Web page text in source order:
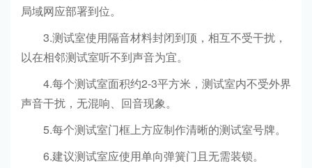
局域网应部署到位。
3.测试室使用隔音材料封闭到顶，相互不受干扰，
以在相邻测试室听不到声音为宜。
4.每个测试室面积约2-3平方米，测试室内不受外界
声音干扰，无混响、回音现象。
5.每个测试室门框上方应制作清晰的测试室号牌。
6.建议测试室应使用单向弹簧门且无需装锁。